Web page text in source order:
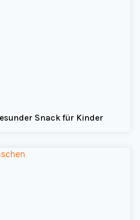
Snack für Kinder